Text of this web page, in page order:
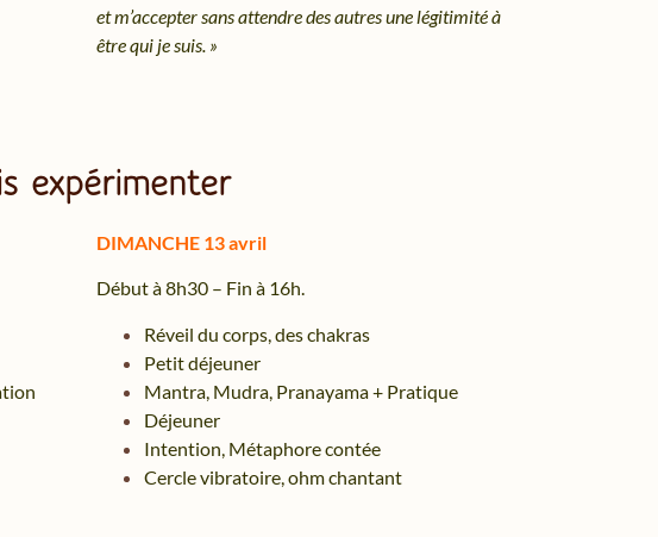
et m’accepter sans attendre des autres une légitimité à
être qui je suis. »
expérimenter
DIMANCHE 13 avril
Début à 8h30 – Fin à 16h.
Réveil du corps, des chakras
Petit déjeuner
Mantra, Mudra, Pranayama + Pratique
Déjeuner
Intention, Métaphore contée
Cercle vibratoire, ohm chantant